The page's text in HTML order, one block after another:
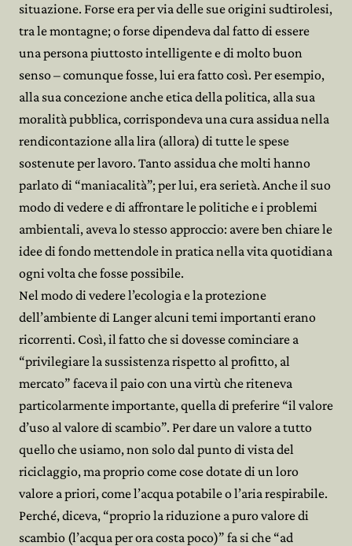
situazione. Forse era per via delle sue origini sudtirolesi,
tra le montagne; o forse dipendeva dal fatto di essere
una persona piuttosto intelligente e di molto buon
senso – comunque fosse, lui era fatto così. Per esempio,
alla sua concezione anche etica della politica, alla sua
moralità pubblica, corrispondeva una cura assidua nella
rendicontazione alla lira (allora) di tutte le spese
sostenute per lavoro. Tanto assidua che molti hanno
parlato di “maniacalità”; per lui, era serietà. Anche il suo
modo di vedere e di affrontare le politiche e i problemi
ambientali, aveva lo stesso approccio: avere ben chiare le
idee di fondo mettendole in pratica nella vita quotidiana
ogni volta che fosse possibile.
Nel modo di vedere l’ecologia e la protezione
dell’ambiente di Langer alcuni temi importanti erano
ricorrenti. Così, il fatto che si dovesse cominciare a
“privilegiare la sussistenza rispetto al profitto, al
mercato” faceva il paio con una virtù che riteneva
particolarmente importante, quella di preferire “il valore
d’uso al valore di scambio”. Per dare un valore a tutto
quello che usiamo, non solo dal punto di vista del
riciclaggio, ma proprio come cose dotate di un loro
valore a priori, come l’acqua potabile o l’aria respirabile.
Perché, diceva, “proprio la riduzione a puro valore di
scambio (l’acqua per ora costa poco)” fa si che “ad